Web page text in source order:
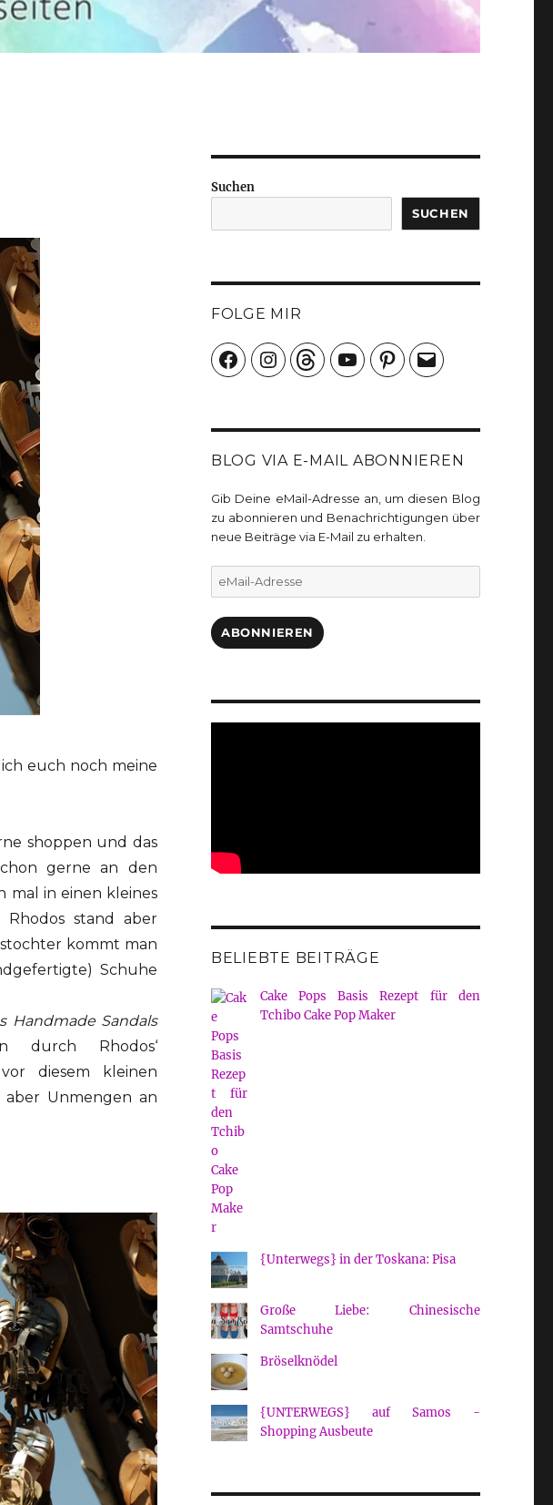
euch noch meine
shoppen und das
gerne an den
mal in einen kleines
stand aber
kommt man
Schuhe
Handmade Sandals
durch Rhodos‘
diesem kleinen
aber Unmengen an
Suchen
SUCHEN
FOLGE MIR
FacebookInstagramThreadsYouTubePinterest
E-
Mail
BLOG VIA E-MAIL ABONNIEREN
Gib Deine eMail-Adresse an, um diesen Blog
zu abonnieren und Benachrichtigungen über
neue Beiträge via E-Mail zu erhalten.
eMail-
ABONNIEREN
BELIEBTE BEITRÄGE
Cake Pops Basis Rezept für den
Tchibo Cake Pop Maker
{Unterwegs} in der Toskana: Pisa
Große Liebe: Chinesische
Samtschuhe
Bröselknödel
{UNTERWEGS} auf Samos -
Shopping Ausbeute